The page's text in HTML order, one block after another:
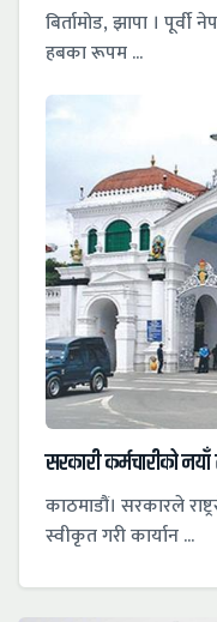
बिर्तामोड, झापा । पूर्वी
हबका रूपम ...
सरकारी कर्मचारीको
काठमाडौं। सरकारले
स्वीकृत गरी कार्यान ...